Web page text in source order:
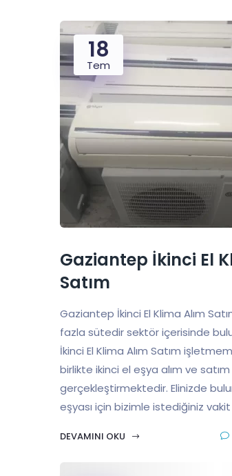
18
Tem
Gaziantep İkinci El
Satım
Gaziantep İkinci El Klima Alım
fazla sütedir sektör içerisinde
İkinci El Klima Alım Satım
birlikte ikinci el eşya alım ve
gerçekleştirmektedir. Elinizde
eşyası için bizimle istediğiniz vakit
DEVAMINI OKU